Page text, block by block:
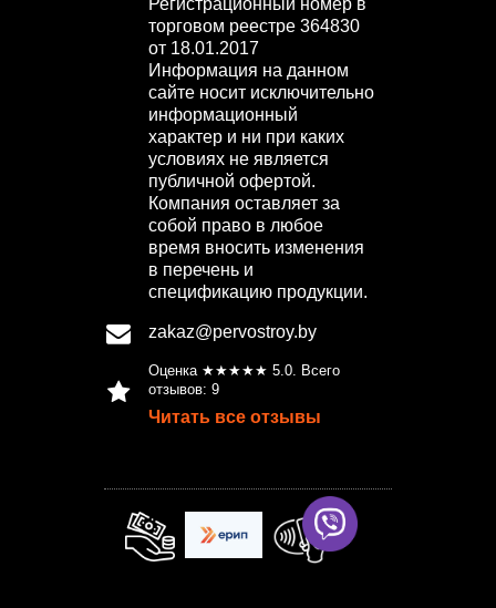
Регистрационный номер в
торговом реестре 364830
от 18.01.2017
Информация на данном
сайте носит исключительно
информационный
характер и ни при каких
условиях не является
публичной офертой.
Компания оставляет за
собой право в любое
время вносить изменения
в перечень и
спецификацию продукции.
zakaz@pervostroy.by
Оценка ★★★★★ 5.0. Всего
отзывов: 9
Читать все отзывы